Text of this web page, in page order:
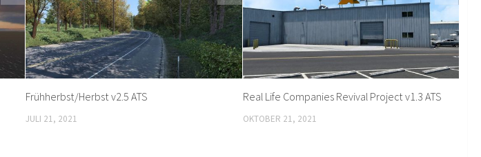
Frühherbst/Herbst v2.5 ATS
JULI 21, 2021
Real Life Companies Revival Project v1.3 ATS
OKTOBER 21, 2021